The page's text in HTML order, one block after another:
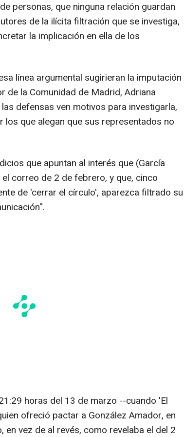
personas, que ninguna relación guardan
de la ilícita filtración que se investiga,
la implicación en ella de los
línea argumental sugirieran la imputación
de la Comunidad de Madrid, Adriana
defensas ven motivos para investigarla,
que alegan que sus representados no
que apuntan al interés que (García
correo de 2 de febrero, y que, cinco
de 'cerrar el círculo', aparezca filtrado su
horas del 13 de marzo --cuando 'El
ofreció pactar a González Amador, en
en vez de al revés, como revelaba el del 2